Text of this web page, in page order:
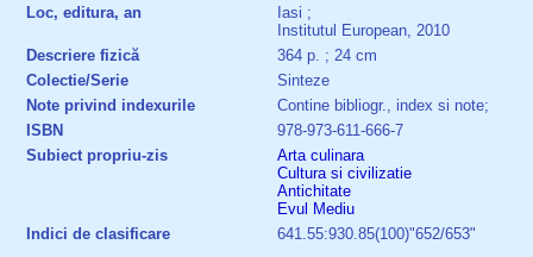
Loc, editura, an
Iasi ;
Institutul European, 2010
Descriere fizică
364 p. ; 24 cm
Colectie/Serie
Sinteze
Note privind indexurile
Contine bibliogr., index si note;
ISBN
978-973-611-666-7
Subiect propriu-zis
Arta culinara
Cultura si civilizatie
Antichitate
Evul Mediu
Indici de clasificare
641.55:930.85(100)"652/653"